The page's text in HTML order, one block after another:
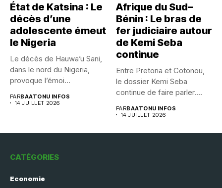
État de Katsina : Le
décès d’une
adolescente émeut
le Nigeria
Le décès de Hauwa’u Sani,
dans le nord du Nigeria,
provoque l’émoi...
PARBAATONU INFOS
14 JUILLET 2026
Afrique du Sud–
Bénin : Le bras de
fer judiciaire autour
de Kemi Seba
continue
Entre Pretoria et Cotonou,
le dossier Kemi Seba
continue de faire parler....
PARBAATONU INFOS
14 JUILLET 2026
CATÉGORIES
Economie